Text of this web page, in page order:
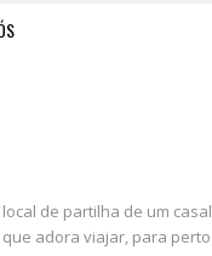
local de partilha de um casal
que adora viajar, para perto